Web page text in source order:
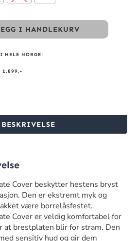
I HANDLEKURV
HELE NORGE!
1.899,-
BESKRIVELSE
Cover beskytter hestens bryst
Den er ekstremt myk og
være borrelåsfestet.
Cover er veldig komfortabel for
at brestplaten blir for stram. Den
sensitiv hud og gir dem